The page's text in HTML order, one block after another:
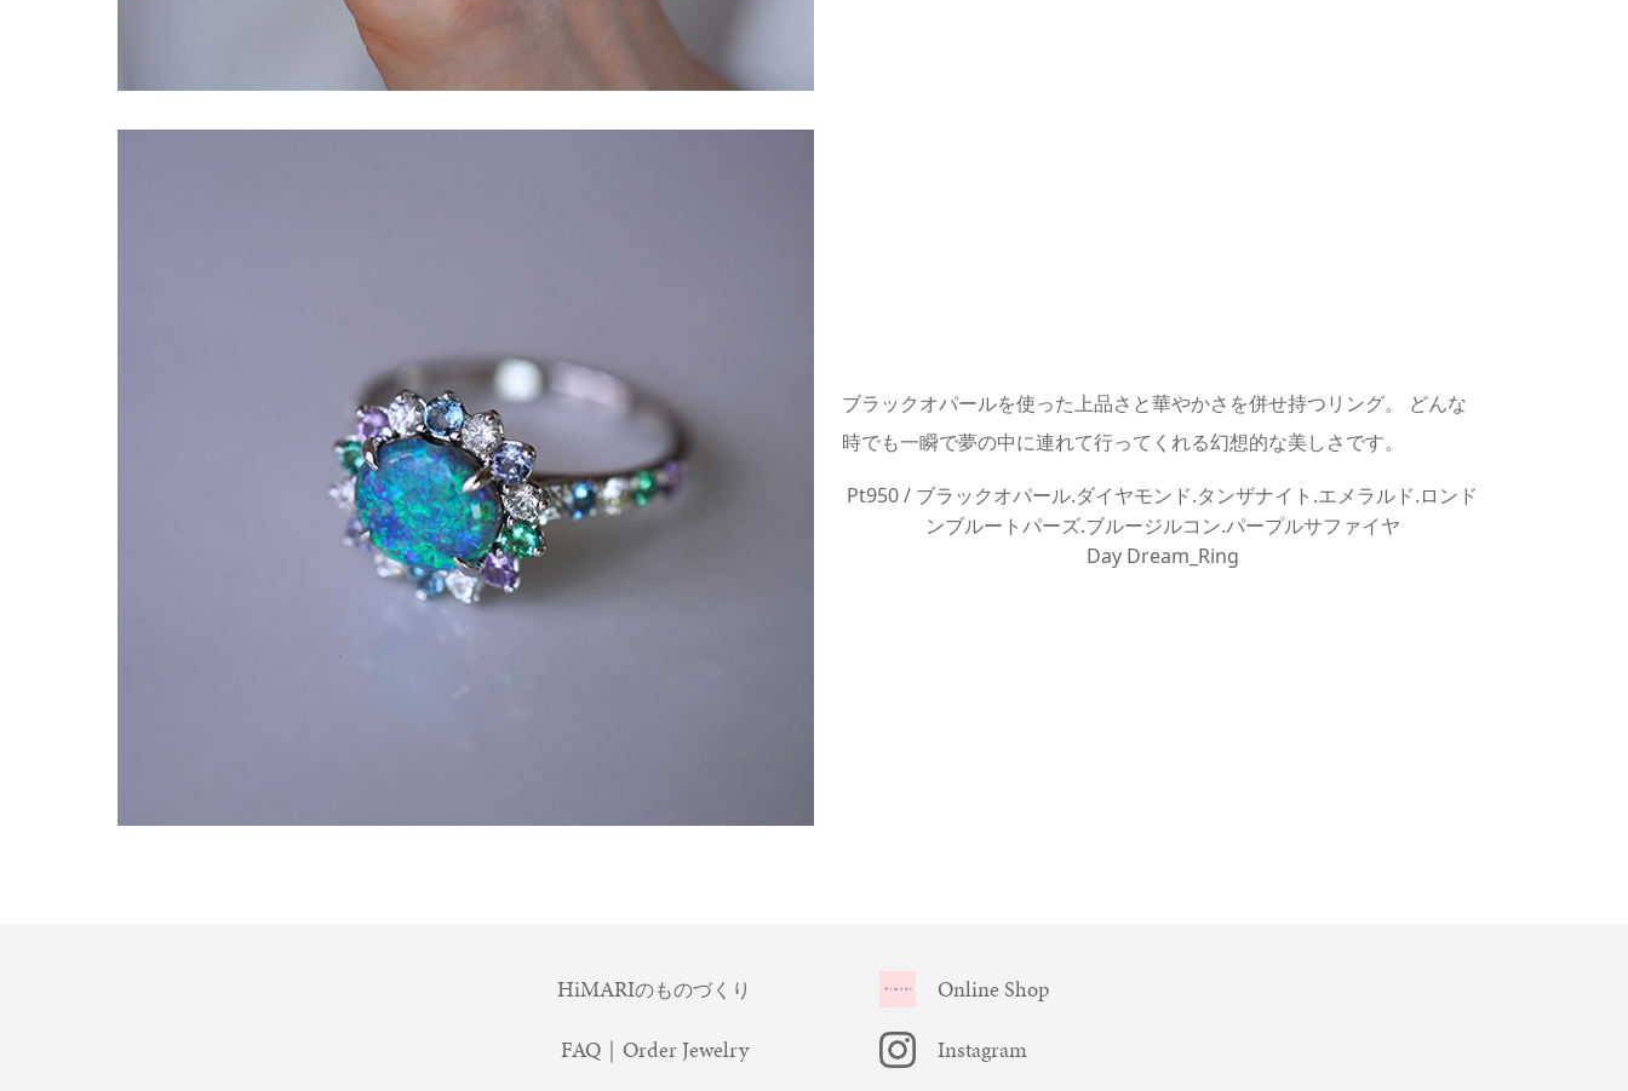
ブラックオパールを使った上品さと華やかさを併せ持つリング。 どんな
時でも一瞬で夢の中に連れて行ってくれる幻想的な美しさです。
Pt950/ ブラックオパール.ダイヤモンド.タンザナイト.エメラルド.ロンド
ンブルートパーズ.ブルージルコン.パープルサファイヤ
Day Dream_Ring
HiMARIのものづくり
FAQ｜Order Jewelry
Online Shop
Instagram